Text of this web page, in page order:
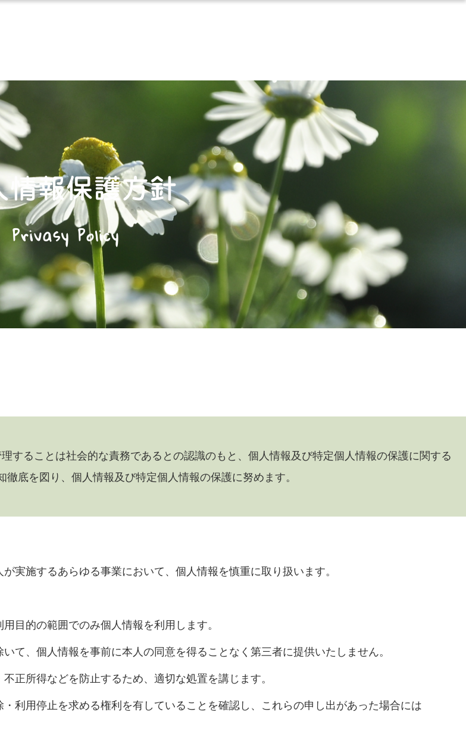
情報保護方針
Privasy Policy
ることは社会的な責務であるとの認識のもと、個人情報及び特定個人情報の保護に関する
底を図り、個人情報及び特定個人情報の保護に努めます。
実施するあらゆる事業において、個人情報を慎重に取り扱います。
目的の範囲でのみ個人情報を利用します。
て、個人情報を事前に本人の同意を得ることなく第三者に提供いたしません。
正所得などを防止するため、適切な処置を講じます。
利用停止を求める権利を有していることを確認し、これらの申し出があった場合には